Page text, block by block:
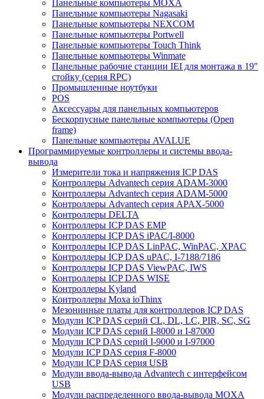
Панельные компьютеры MOXA
Панельные компьютеры Nagasaki
Панельные компьютеры NEXCOM
Панельные компьютеры Portwell
Панельные компьютеры Touch Think
Панельные компьютеры Winmate
Панельные рабочие станции IEI для монтажа в 19"
стойку (серия RPC)
Промышленные ноутбуки
POS
Аксессуары для панельных компьютеров
Бескорпусные панельные компьютеры (Open
frame)
Панельные компьютеры AVALUE
Программируемые контроллеры и системы ввода-
вывода
Измерители тока и напряжения ICP DAS
Контроллеры Advantech серия ADAM-3000
Контроллеры Advantech серия ADAM-5000
Контроллеры Advantech серия APAX-5000
Контроллеры DELTA
Контроллеры ICP DAS EMP
Контроллеры ICP DAS iPAC/I-8000
Контроллеры ICP DAS LinPAC, WinPAC, XPAC
Контроллеры ICP DAS uPAC, I-7188/7186
Контроллеры ICP DAS ViewPAC, IWS
Контроллеры ICP DAS WISE
Контроллеры Kyland
Контроллеры Moxa ioThinx
Мезонинные платы для контроллеров ICP DAS
Модули ICP DAS серий CL, DL, LC, PIR, SC, SG
Модули ICP DAS серий I-8000 и I-87000
Модули ICP DAS серий I-9000 и I-97000
Модули ICP DAS серия F-8000
Модули ICP DAS серия USB
Модули ввода-вывода Advantech с интерфейсом
USB
Модули распределенного ввода-вывода MOXA